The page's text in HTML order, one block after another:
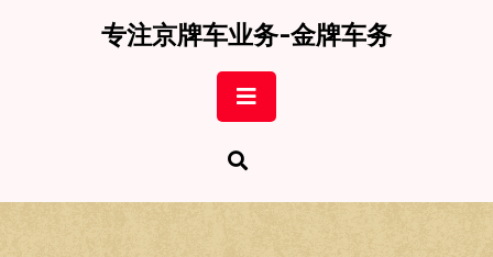
专注京牌车业务-金牌车务
Button